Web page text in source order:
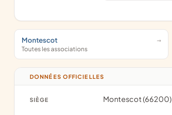
Montescot
Toutes les associations
DONNÉES OFFICIELLES
SIÈGE Montescot (66200)